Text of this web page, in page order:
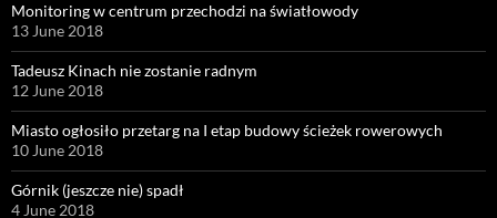
Monitoring w centrum przechodzi na światłowody
13 June 2018
Tadeusz Kinach nie zostanie radnym
12 June 2018
Miasto ogłosiło przetarg na I etap budowy ścieżek rowerowych
10 June 2018
Górnik (jeszcze nie) spadł
4 June 2018